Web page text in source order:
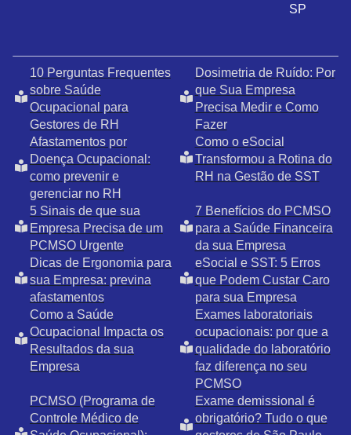
SP
10 Perguntas Frequentes
sobre Saúde
Ocupacional para
Gestores de RH
Dosimetria de Ruído: Por
que Sua Empresa
Precisa Medir e Como
Fazer
Afastamentos por
Doença Ocupacional:
como prevenir e
gerenciar no RH
Como o eSocial
Transformou a Rotina do
RH na Gestão de SST
5 Sinais de que sua
Empresa Precisa de um
PCMSO Urgente
7 Benefícios do PCMSO
para a Saúde Financeira
da sua Empresa
Dicas de Ergonomia para
sua Empresa: previna
afastamentos
eSocial e SST: 5 Erros
que Podem Custar Caro
para sua Empresa
Como a Saúde
Ocupacional Impacta os
Resultados da sua
Empresa
Exames laboratoriais
ocupacionais: por que a
qualidade do laboratório
faz diferença no seu
PCMSO
PCMSO (Programa de
Controle Médico de
Exame demissional é
obrigatório? Tudo o que